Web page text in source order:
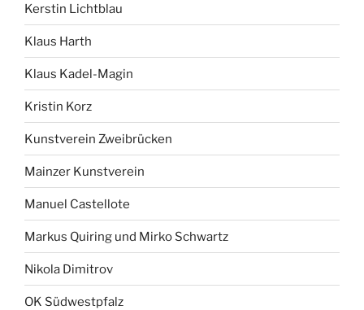
Kerstin Lichtblau
Klaus Harth
Klaus Kadel-Magin
Kristin Korz
Kunstverein Zweibrücken
Mainzer Kunstverein
Manuel Castellote
Markus Quiring und Mirko Schwartz
Nikola Dimitrov
OK Südwestpfalz